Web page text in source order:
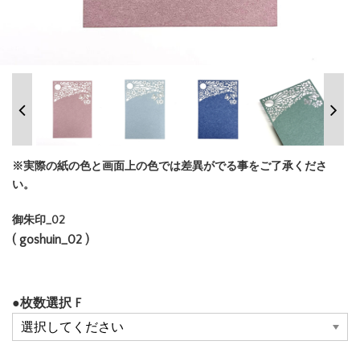
※実際の紙の色と画面上の色では差異がでる事をご了承くださ
い。
御朱印_02
( goshuin_02 )
●枚数選択 F